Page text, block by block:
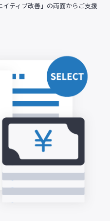
ティブ改善」の両面からご支援